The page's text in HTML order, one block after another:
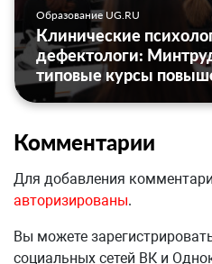
Образование UG.RU
Клинические
дефектологи:
типовые курсы
Комментарии
Для добавления
авторизированы.
Вы можете
социальных сетей ВК и